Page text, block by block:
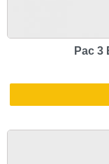
Pac 3